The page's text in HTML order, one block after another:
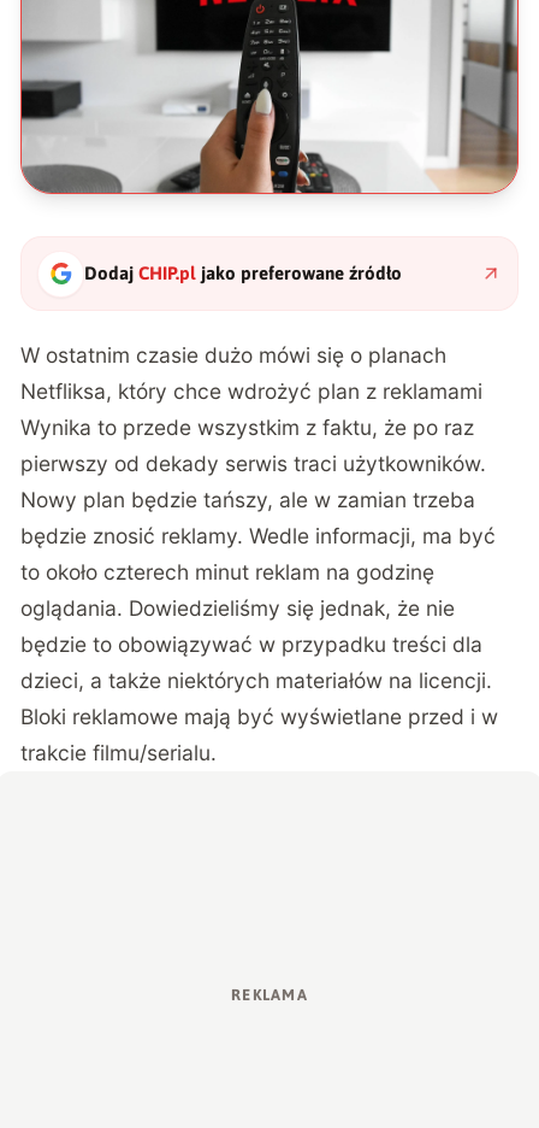
DodajCHIP.pl jako preferowane źródło
W ostatnim czasie dużo mówi się o planach
Netfliksa, który chce wdrożyć plan z reklamami
Wynika to przede wszystkim z faktu, że po raz
pierwszy od dekady serwis traci użytkowników.
Nowy plan będzie tańszy, ale w zamian trzeba
będzie znosić reklamy. Wedle informacji, ma być
to około czterech minut reklam na godzinę
oglądania. Dowiedzieliśmy się jednak, że nie
będzie to obowiązywać w przypadku treści dla
dzieci, a także niektórych materiałów na licencji.
Bloki reklamowe mają być wyświetlane przed i w
trakcie filmu/serialu.